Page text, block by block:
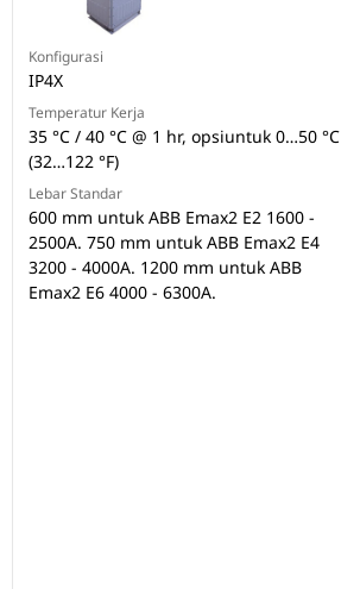
Konfigurasi
IP4X
Temperatur Kerja
35 °C / 40 °C @ 1 hr, opsiuntuk 0…50 °C
(32…122 °F)
Lebar Standar
600 mm untuk ABB Emax2 E2 1600 -
2500A. 750 mm untuk ABB Emax2 E4
3200 - 4000A. 1200 mm untuk ABB
Emax2 E6 4000 - 6300A.